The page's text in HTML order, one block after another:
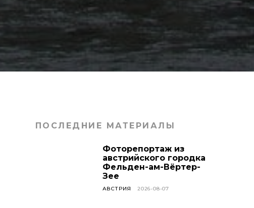
ПОСЛЕДНИЕ МАТЕРИАЛЫ
Фоторепортаж из
австрийского городка
Фельден-ам-Вёртер-
Зее
АВСТРИЯ 2026-08-07